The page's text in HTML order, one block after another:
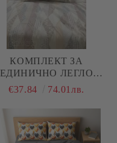
КОМПЛЕКТ ЗА
ЕДИНИЧНО ЛЕГЛО
ЛИЛАВО- СИНИ
НАТУРАЛЕН ПАМУК
(ПОПЛИН), 3 ЧАСТИ
€37.84 74.01лв.